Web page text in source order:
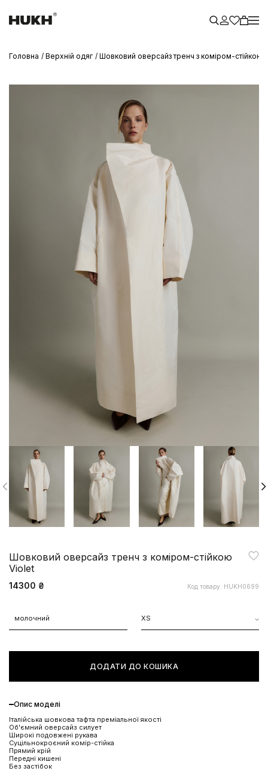
Головна Верхній одяг Шовковий оверсайз тренч з коміром-стійкою
Шовковий оверсайз тренч з коміром-стійкою
Violet
14300 ₴ Код товару: HUKH0699
молочний XS
ДОДАТИ ДО КОШИКА
Опис моделі
Італійська шовкова тафта преміальної якості
Об'ємний оверсайз силует
Широкі подовжені рукава
Суцільнокроєний комір-стійка
Прямий крій
Передні кишені
Без застібок